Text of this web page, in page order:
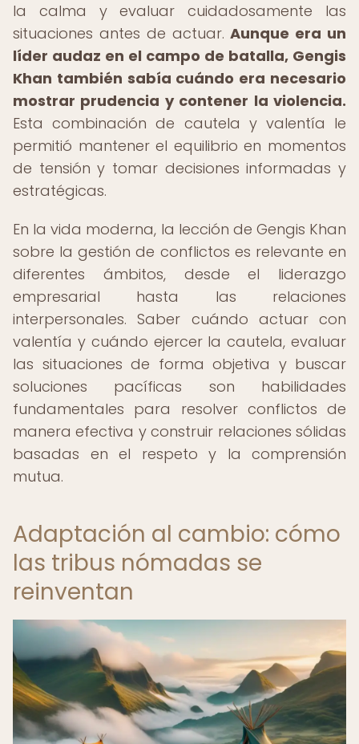
la calma y evaluar cuidadosamente las
situaciones antes de actuar.Aunque era un
líder audaz en el campo de batalla, Gengis
Khan también sabía cuándo era necesario
mostrar prudencia y contener la violencia.
Esta combinación de cautela y valentía le
permitió mantener el equilibrio en momentos
de tensión y tomar decisiones informadas y
estratégicas.
En la vida moderna, la lección de Gengis Khan
sobre la gestión de conflictos es relevante en
diferentes ámbitos, desde el liderazgo
empresarial hasta las relaciones
interpersonales. Saber cuándo actuar con
valentía y cuándo ejercer la cautela, evaluar
las situaciones de forma objetiva y buscar
soluciones pacíficas son habilidades
fundamentales para resolver conflictos de
manera efectiva y construir relaciones sólidas
basadas en el respeto y la comprensión
mutua.
Adaptación al cambio: cómo
las tribus nómadas se
reinventan